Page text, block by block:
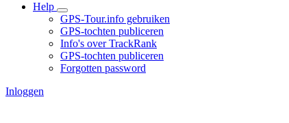
Help
GPS-Tour.info gebruiken
GPS-tochten publiceren
Info's over TrackRank
GPS-tochten publiceren
Forgotten password
Inloggen